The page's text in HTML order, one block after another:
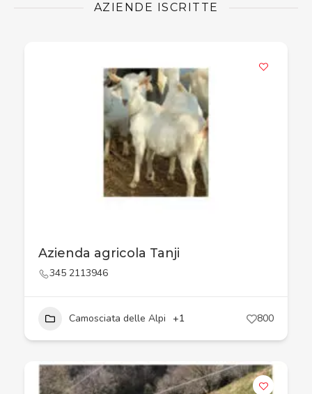
AZIENDE ISCRITTE
Azienda agricola Tanji
345 2113946
Camosciata delle Alpi +1 800